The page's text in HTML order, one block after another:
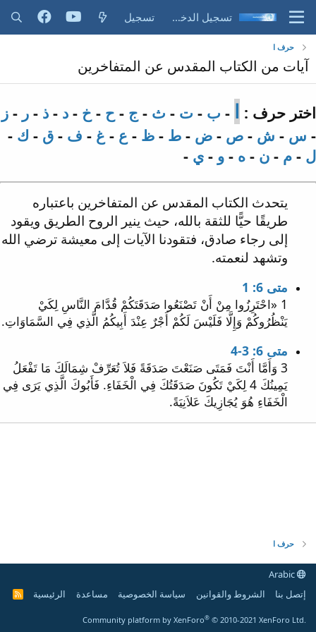
تسجيل الدخول تسجيل
حرف ا
آيات من الكتاب المقدس عن المتفاخرين
اختر حرف : ا - ب - ت - ث - ج - ح - خ - د - ذ - ر - ز
- س - ش - ص - ض - ط - ظ - ع - غ - ف - ق - ك -
ل - م - ن - ه - و - ي -
يتحدث الكتاب المقدس عن المتفاخرين باعتباره
طريقًا حيًّا للثقة بالله، حيث ينير الروح الطريق ويقود
إلى رجاء صادق، فتقودنا الآيات إلى معيشة ترضي الله
وتشهد لنعمته.
متى 6: 1
1 «احْتَرِزُوا مِنْ أَنْ تَصْنَعُوا صَدَقَتَكُمْ قُدَّامَ النَّاسِ لِكَيْ
يَنْظُرُوكُمْ وَإِلَّا فَلَيْسَ لَكُمْ أَجْرٌ عِنْدَ أَبِيكُمُ الَّذِي فِي السَّمَاوَاتِ.
متى 6: 3-4
3 وَأَمَّا أَنْتَ فَمَتَى صَنَعْتَ صَدَقَةً فَلاَ تُعَرِّفْ شِمَالَكَ مَا تَفْعَلُ
يَمِينُكَ 4 لِكَيْ تَكُونَ صَدَقَتُكَ فِي الْخَفَاءِ. فَأَبُوكَ الَّذِي يَرَى فِي
الْخَفَاءِ هُوَ يُجَازِيكَ عَلاَنِيَةً.
حرف ا
إتصل بنا
الشروط والقوانين سياسة الخصوصية مساعدة الرئيسية
R
Community platform by XenForo® © 2010-2021 XenForo Ltd.